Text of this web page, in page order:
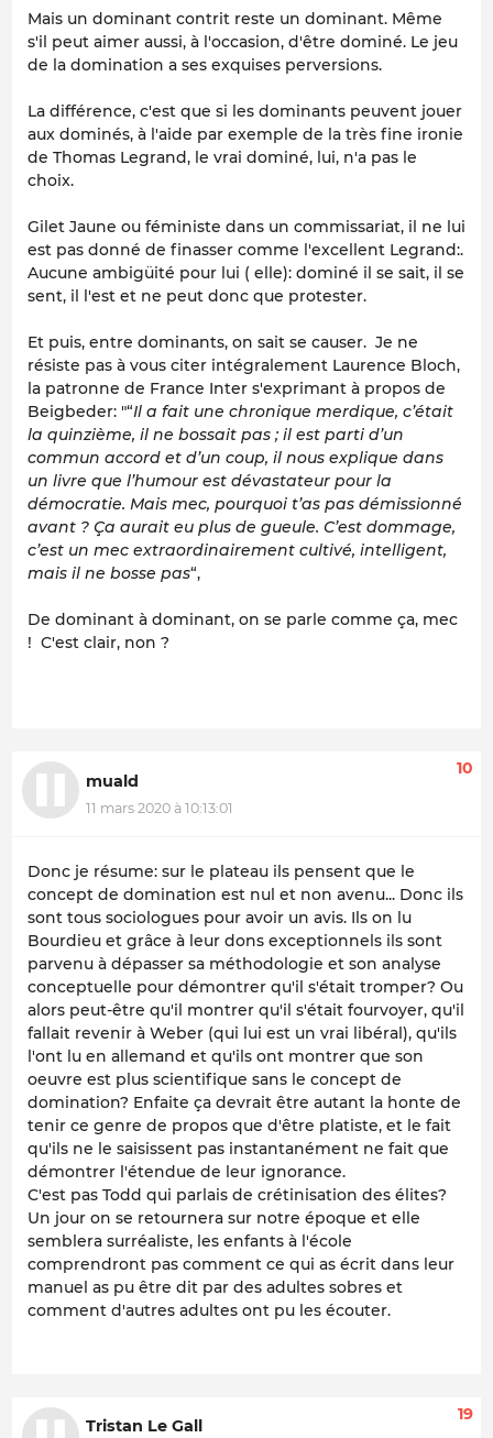
Mais un dominant contrit reste un dominant. Même
s'il peut aimer aussi, à l'occasion, d'être dominé. Le jeu
de la domination a ses exquises perversions.
La différence, c'est que si les dominants peuvent jouer
aux dominés, à l'aide par exemple de la très fine ironie
de Thomas Legrand, le vrai dominé, lui, n'a pas le
choix.
Gilet Jaune ou féministe dans un commissariat, il ne lui
est pas donné de finasser comme l'excellent Legrand:.
Aucune ambigüité pour lui ( elle): dominé il se sait, il se
sent, il l'est et ne peut donc que protester.
Et puis, entre dominants, on sait se causer. Je ne
résiste pas à vous citer intégralement Laurence Bloch,
la patronne de France Inter s'exprimant à propos de
Beigbeder: "“Il a fait une chronique merdique, c’était
la quinzième, il ne bossait pas ; il est parti d’un
commun accord et d’un coup, il nous explique dans
un livre que l’humour est dévastateur pour la
démocratie. Mais mec, pourquoi t’as pas démissionné
avant ? Ça aurait eu plus de gueule. C’est dommage,
c’est un mec extraordinairement cultivé, intelligent,
mais il ne bosse pas“,
De dominant à dominant, on se parle comme ça, mec
! C'est clair, non ?
muald
11 mars 2020 à 10:13:01
10
Donc je résume: sur le plateau ils pensent que le
concept de domination est nul et non avenu... Donc ils
sont tous sociologues pour avoir un avis. Ils on lu
Bourdieu et grâce à leur dons exceptionnels ils sont
parvenu à dépasser sa méthodologie et son analyse
conceptuelle pour démontrer qu'il s'était tromper? Ou
alors peut-être qu'il montrer qu'il s'était fourvoyer, qu'il
fallait revenir à Weber (qui lui est un vrai libéral), qu'ils
l'ont lu en allemand et qu'ils ont montrer que son
oeuvre est plus scientifique sans le concept de
domination? Enfaite ça devrait être autant la honte de
tenir ce genre de propos que d'être platiste, et le fait
qu'ils ne le saisissent pas instantanément ne fait que
démontrer l'étendue de leur ignorance.
C'est pas Todd qui parlais de crétinisation des élites?
Un jour on se retournera sur notre époque et elle
semblera surréaliste, les enfants à l'école
comprendront pas comment ce qui as écrit dans leur
manuel as pu être dit par des adultes sobres et
comment d'autres adultes ont pu les écouter.
Tristan Le Gall
19